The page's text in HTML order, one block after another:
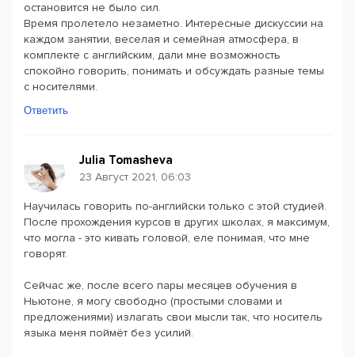
остановится не было сил.
Время пролетело незаметно. Интересные дискуссии на
каждом занятии, веселая и семейная атмосфера, в
комплекте с английским, дали мне возможность
спокойно говорить, понимать и обсуждать разные темы
с носителями.
Ответить
Julia Tomasheva
23 Август 2021, 06:03
Научилась говорить по-английски только с этой студией.
После прохождения курсов в других школах, я максимум,
что могла - это кивать головой, еле понимая, что мне
говорят.
Сейчас же, после всего пары месяцев обучения в
Ньютоне, я могу свободно (простыми словами и
предложениями) излагать свои мысли так, что носитель
языка меня поймёт без усилий.